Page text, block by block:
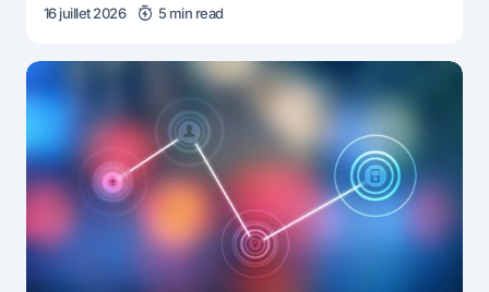
16 juillet 2026 5 min read